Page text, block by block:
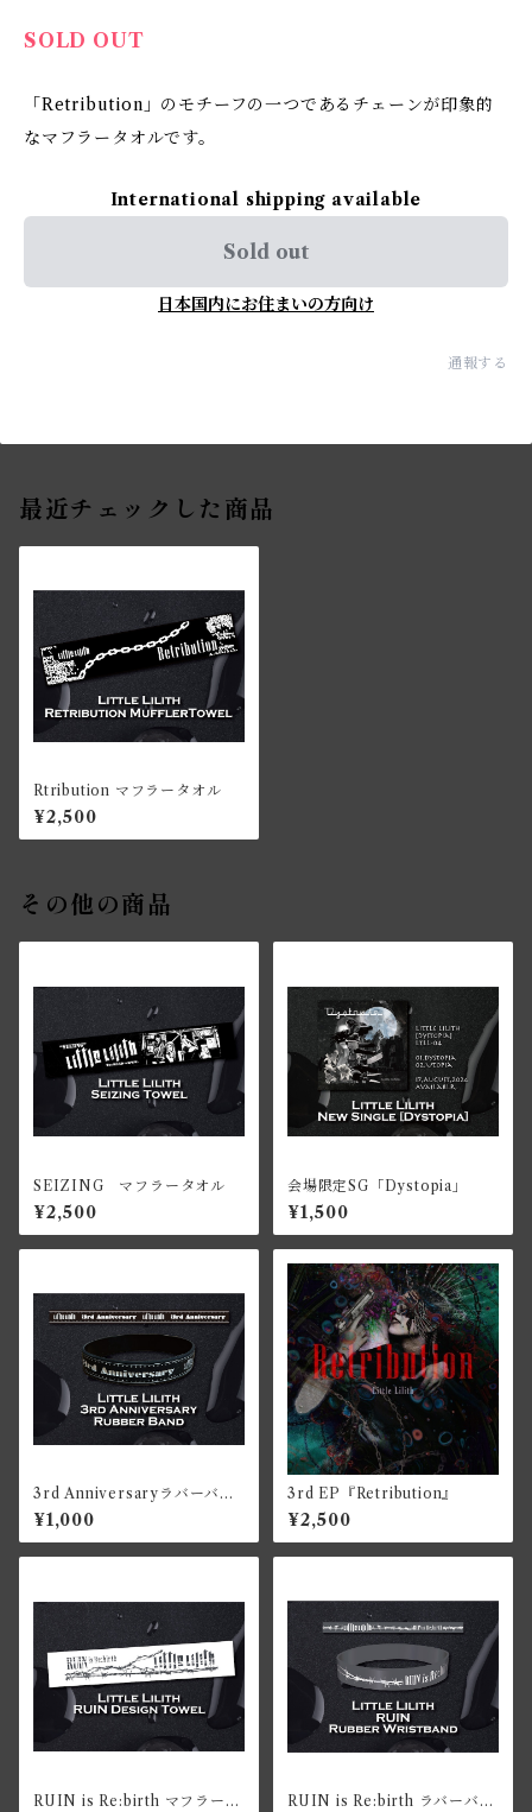
SOLD OUT
「Retribution」のモチーフの一つであるチェーンが印象的
なマフラータオルです。
International shipping available
Sold out
日本国内にお住まいの方向け
通報する
最近チェックした商品
Rtribution マフラータオル
¥2,500
その他の商品
SEIZING マフラータオル
¥2,500
会場限定SG「Dystopia」
¥1,500
3rd Anniversaryラバーバン
ド
¥1,000
3rd EP『Retribution』
¥2,500
RUIN is Re:birth マフラータ
RUIN is Re:birth ラバーバン